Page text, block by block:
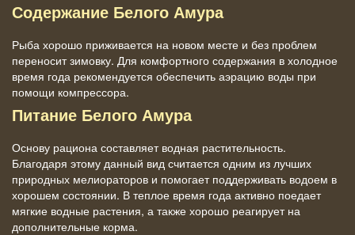
Содержание Белого Амура
Рыба хорошо приживается на новом месте и без проблем
переносит зимовку. Для комфортного содержания в холодное
время года рекомендуется обеспечить аэрацию воды при
помощи компрессора.
Питание Белого Амура
Основу рациона составляет водная растительность.
Благодаря этому данный вид считается одним из лучших
природных мелиораторов и помогает поддерживать водоем в
хорошем состоянии. В теплое время года активно поедает
мягкие водные растения, а также хорошо реагирует на
дополнительные корма.